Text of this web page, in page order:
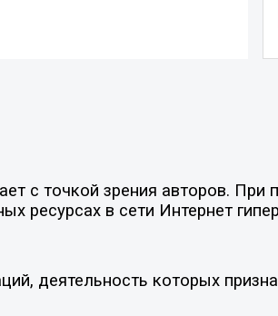
с точкой зрения авторов. При
ресурсах в сети Интернет
деятельность которых